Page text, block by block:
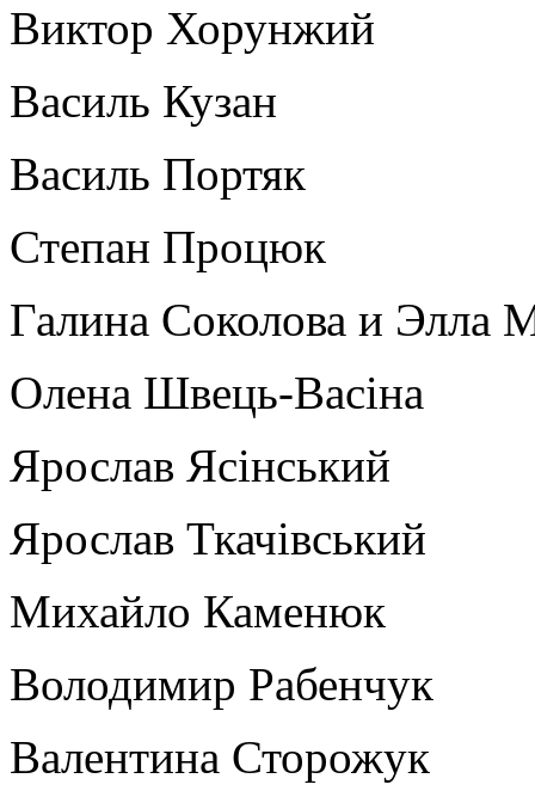
Виктор Хорунжий
Василь Кузан
Василь Портяк
Степан Процюк
Галина Соколова и Элла
Олена Швець-Васіна
Ярослав Ясінський
Ярослав Ткачівський
Михайло Каменюк
Володимир Рабенчук
Валентина Сторожук